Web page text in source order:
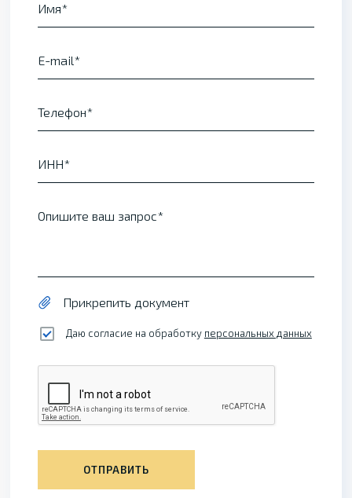
Имя
E-mail
Телефон
ИНН
Опишите ваш запрос
Прикрепить документ
Даю согласие на обработку персональных данных
ОТПРАВИТЬ